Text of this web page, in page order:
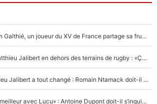
Mis de côté par Fabien Galthié, un joueur du XV de France partage sa frustration : «ils ne me l’ont pas dit tout de suite»
La raison d'être de Matthieu Jalibert en dehors des terrains de rugby : «Ça m'atteint autant que si tu touches à un membre de ma famille»
XV de France - Matthieu Jalibert a tout changé : Romain Ntamack doit-il s’inquiéter pour sa place à un an de la Coupe du monde ?
«Le XV de France est meilleur avec Lucu» : Antoine Dupont doit-il s’inquiéter pour sa place ?